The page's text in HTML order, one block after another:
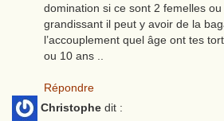
domination si ce sont 2 femelles
grandissant il peut y avoir de la
l’accouplement quel âge ont tes
ou 10 ans ..
Répondre
Christophe dit :